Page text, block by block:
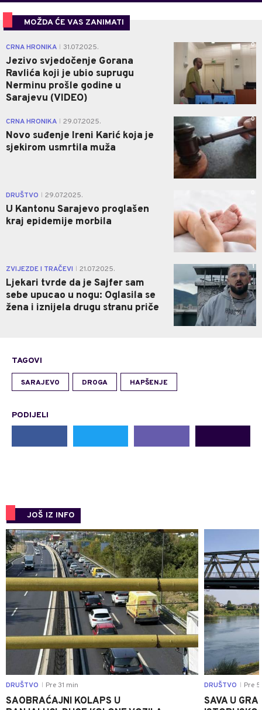
MOŽDA ĆE VAS ZANIMATI
CRNA HRONIKA 31.07.2025.
Jezivo svjedočenje Gorana
Ravlića koji je ubio suprugu
Nerminu prošle godine u
Sarajevu (VIDEO)
0
CRNA HRONIKA 29.07.2025.
Novo suđenje Ireni Karić koja je
sjekirom usmrtila muža
0
DRUŠTVO 29.07.2025.
U Kantonu Sarajevo proglašen
kraj epidemije morbila
ZVIJEZDE I TRAČEVI 21.07.2025.
Ljekari tvrde da je Sajfer sam
sebe upucao u nogu: Oglasila se
žena i iznijela drugu stranu priče
1
TAGOVI
SARAJEVO DROGA HAPŠENJE
PODIJELI
JOŠ IZ INFO
0
DRUŠTVO Pre 31 min
SAOBRAĆAJNI KOLAPS U
DRUŠTVO Pre
SAVA U